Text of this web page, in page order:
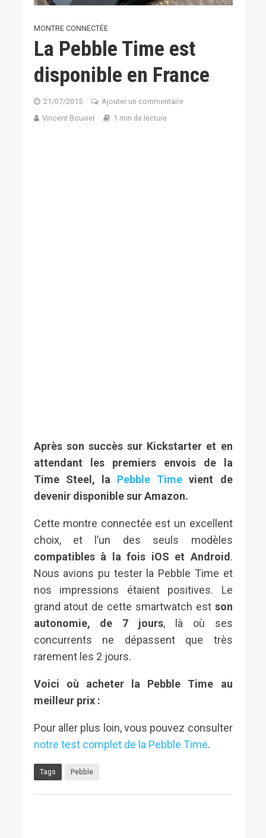
MONTRE CONNECTÉE
La Pebble Time est
disponible en France
21/07/2015
Ajouter un commentaire
Vincent Bouvier
1 min de lecture
Après son succès sur Kickstarter et en
attendant les premiers envois de la
Time Steel, la Pebble Time vient de
devenir disponible sur Amazon.
Cette montre connectée est un excellent
choix, et l’un des seuls modèles
compatibles à la fois iOS et Android.
Nous avions pu tester la Pebble Time et
nos impressions étaient positives. Le
grand atout de cette smartwatch est son
autonomie, de 7 jours, là où ses
concurrents ne dépassent que très
rarement les 2 jours.
Voici où acheter la Pebble Time au
meilleur prix :
Pour aller plus loin, vous pouvez consulter
notre test complet de la Pebble Time.
Tags Pebble